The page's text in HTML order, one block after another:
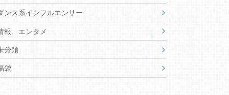
のりプロ
ぶいすぽっ！メンバー
ますかれーど
ホロライブ